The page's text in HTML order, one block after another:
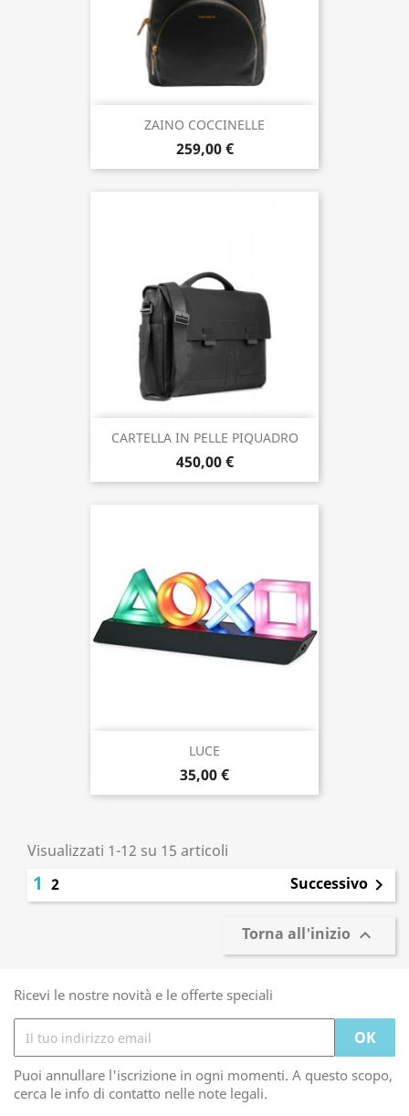
ZAINO COCCINELLE
259,00 €
CARTELLA IN PELLE PIQUADRO
450,00 €
LUCE
35,00 €
Visualizzati 1-12 su 15 articoli
1 2 Successivo 
Torna all'inizio 
Ricevi le nostre novità e le offerte speciali
Puoi annullare l'iscrizione in ogni momenti. A questo scopo,
cerca le info di contatto nelle note legali.